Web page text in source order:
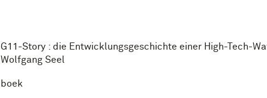
G11-Story : die Entwicklungsgeschichte einer High-Tech-
Wolfgang Seel
boek